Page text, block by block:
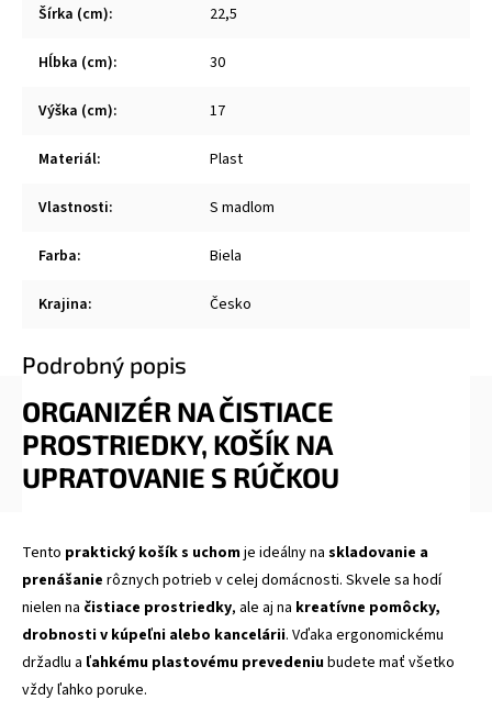
Šírka (cm): 22,5
Hĺbka (cm): 30
Výška (cm): 17
Materiál: Plast
Vlastnosti: S madlom
Farba: Biela
Krajina: Česko
Podrobný popis
ORGANIZÉR NA ČISTIACE
PROSTRIEDKY, KOŠÍK NA
UPRATOVANIE S RÚČKOU
Tento praktický košík s uchomje ideálny na skladovanie a
prenášanie rôznych potrieb v celej domácnosti. Skvele sa hodí
nielen na čistiace prostriedky, ale aj na kreatívne pomôcky,
drobnosti v kúpeľni alebo kancelárii. Vďaka ergonomickému
držadlu a ľahkému plastovému prevedeniubudete mať všetko
vždy ľahko poruke.